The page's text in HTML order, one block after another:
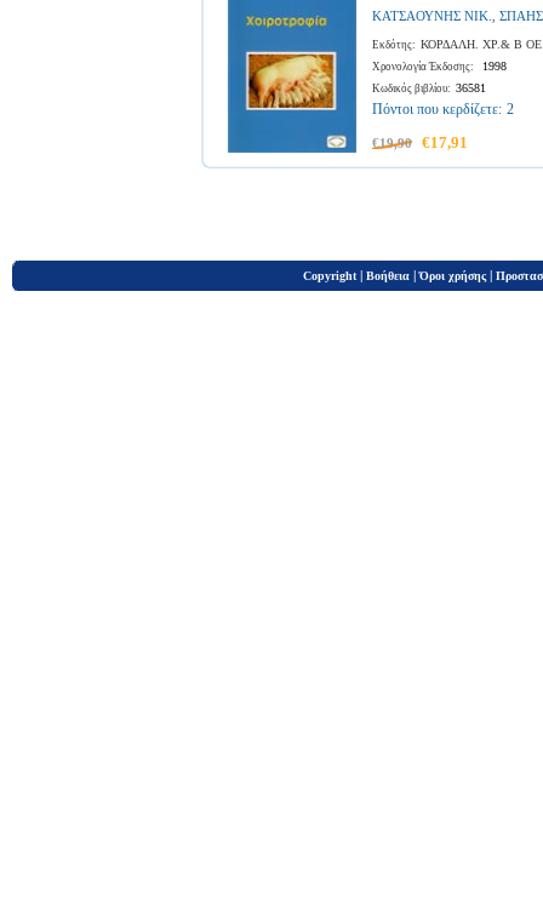
ΚΑΤΣΑΟΥΝΗΣ ΝΙΚ.
Εκδότης: ΚΟΡΔΑΛΗ. ΧΡ.& Β ΟΕ
Χρονολογία Έκδοσης: 1998
Κωδικός βιβλίου: 36581
Πόντοι που κερδίζετε: 2
€19,90 €17,91
Copyright | Βοήθεια |Όροι χρήσης |